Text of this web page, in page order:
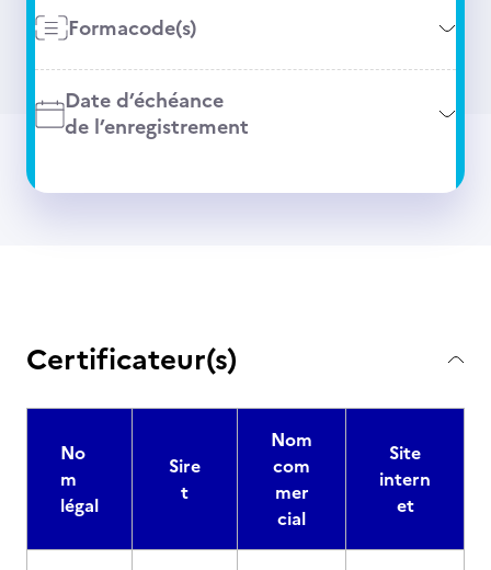
Formacode(s)
Date d’échéance
de l’enregistrement
Certificateur(s)
No
m
légal
Sire
t
Nom
com
mer
cial
Site
intern
et